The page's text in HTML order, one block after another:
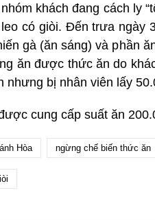
khách đang cách ly
có giòi. Đến trưa ngày
gà (ăn sáng) và phần
ăn được thức ăn do
nhưng bị nhân viên lấy
cung cấp suất ăn
Hòa ngừng chế biến thức ăn